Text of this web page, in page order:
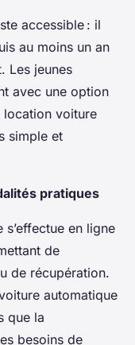
accessible : il
au moins un an
Les jeunes
avec une option
location voiture
simple et
pratiques
en ligne
de
de récupération.
automatique
que la
besoins de